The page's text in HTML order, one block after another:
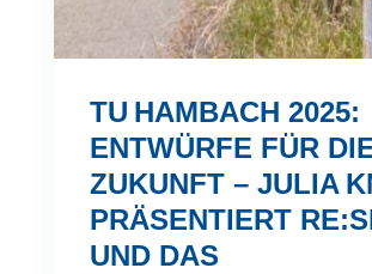
TU HAMBACH 2025:
ENTWÜRFE FÜR
ZUKUNFT – JULIA
PRÄSENTIERT
UND DAS